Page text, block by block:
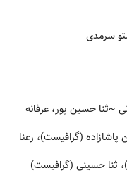
سرمدی
~ثنا حسین پور، عرفانه
(گرافیست)، رعنا
ثنا حسینی (گرافیست)